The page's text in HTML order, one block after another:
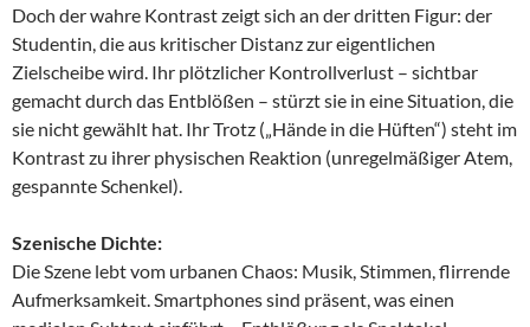
Doch der wahre Kontrast zeigt sich an der dritten Figur: der
Studentin, die aus kritischer Distanz zur eigentlichen
Zielscheibe wird. Ihr plötzlicher Kontrollverlust – sichtbar
gemacht durch das Entblößen – stürzt sie in eine Situation, die
sie nicht gewählt hat. Ihr Trotz („Hände in die Hüften“) steht im
Kontrast zu ihrer physischen Reaktion (unregelmäßiger Atem,
gespannte Schenkel).
Szenische Dichte:
Die Szene lebt vom urbanen Chaos: Musik, Stimmen, flirrende
Aufmerksamkeit. Smartphones sind präsent, was einen